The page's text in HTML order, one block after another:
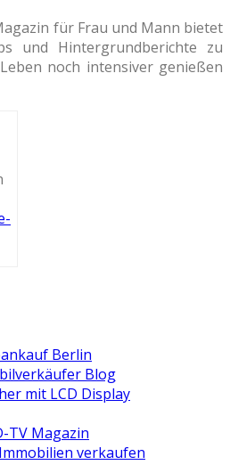
für Frau und Mann bietet
und Hintergrundberichte zu
noch intensiver genießen
Berlin
Blog
mit LCD Display
TV Magazin
verkaufen